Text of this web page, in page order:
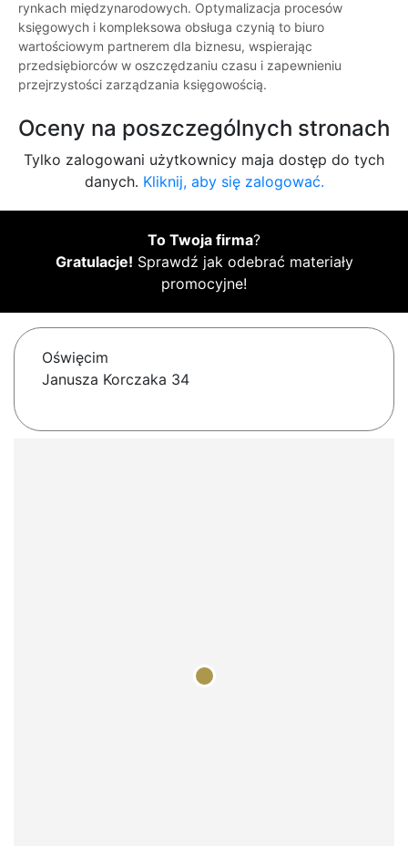
rynkach międzynarodowych. Optymalizacja procesów
księgowych i kompleksowa obsługa czynią to biuro
wartościowym partnerem dla biznesu, wspierając
przedsiębiorców w oszczędzaniu czasu i zapewnieniu
przejrzystości zarządzania księgowością.
Oceny na poszczególnych stronach
Tylko zalogowani użytkownicy maja dostęp do tych
danych. Kliknij, aby się zalogować.
To Twoja firma?
Gratulacje! Sprawdź jak odebrać materiały
promocyjne!
Oświęcim
Janusza Korczaka 34